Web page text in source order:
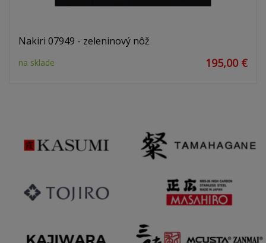
Nakiri 07949 - zeleninový nôž
na sklade 195,00 €